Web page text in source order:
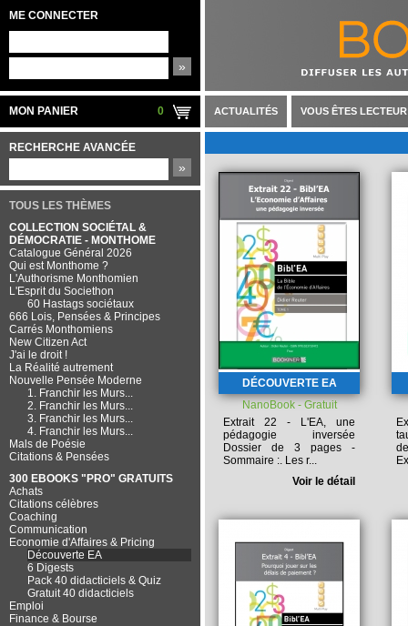
ME CONNECTER
»
MON PANIER 0
RECHERCHE AVANCÉE
»
TOUS LES THÈMES
COLLECTION SOCIÉTAL &
DÉMOCRATIE - MONTHOME
Catalogue Général 2026
Qui est Monthome ?
L'Authorisme Monthomien
L'Esprit du Societhon
60 Hastags sociétaux
666 Lois, Pensées & Principes
Carrés Monthomiens
New Citizen Act
J'ai le droit !
La Réalité autrement
Nouvelle Pensée Moderne
1. Franchir les Murs...
2. Franchir les Murs...
3. Franchir les Murs...
4. Franchir les Murs...
Mals de Poésie
Citations & Pensées
300 EBOOKS "PRO" GRATUITS
Achats
Citations célèbres
Coaching
Communication
Economie d'Affaires & Pricing
Découverte EA
6 Digests
Pack 40 didacticiels & Quiz
Gratuit 40 didacticiels
Emploi
Finance & Bourse
ACTUALITÉS VOUS ÊTES LECTEUR
DÉCOUVERTE EA
NanoBook - Gratuit
Extrait 22 - L'EA, une
pédagogie inversée
Dossier de 3 pages -
Sommaire :. Les r...
Voir le détail